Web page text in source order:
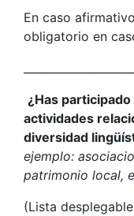
En caso
obligatorio en
¿Has
actividades
diversidad
ejemplo:
patrimonio local,
(Lista